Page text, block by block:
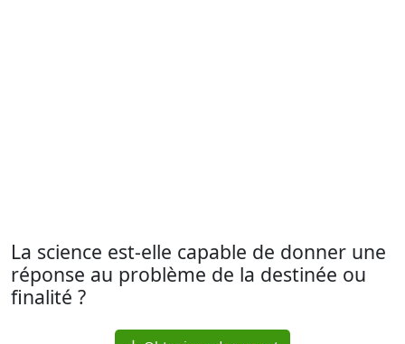
La science est-elle capable de donner une
réponse au problème de la destinée ou
finalité ?